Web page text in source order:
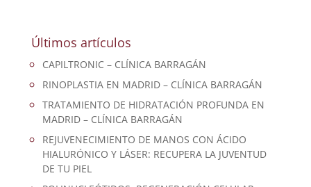
Últimos artículos
CAPILTRONIC – CLÍNICA BARRAGÁN
RINOPLASTIA EN MADRID – CLÍNICA BARRAGÁN
TRATAMIENTO DE HIDRATACIÓN PROFUNDA EN
MADRID – CLÍNICA BARRAGÁN
REJUVENECIMIENTO DE MANOS CON ÁCIDO
HIALURÓNICO Y LÁSER: RECUPERA LA JUVENTUD
DE TU PIEL